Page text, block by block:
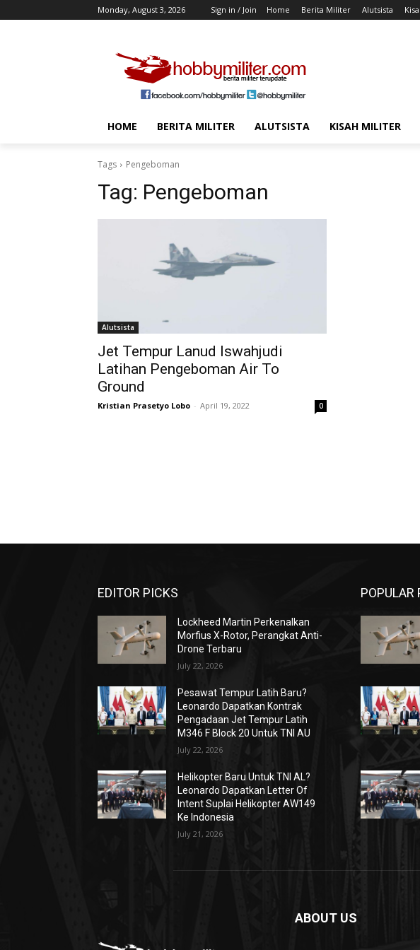
Monday, August 3, 2026 Sign in / Join Home Berita Militer Alutsista
HOME BERITA MILITER ALUTSISTA KISAH MILITER
Tags Pengeboman
Tag: Pengeboman
Alutsista
Jet Tempur Lanud Iswahjudi
Latihan Pengeboman Air To
Ground
Kristian Prasetyo Lobo - April 19, 2022 0
EDITOR PICKS
Lockheed Martin Perkenalkan
Morfius X-Rotor, Perangkat Anti-
Drone Terbaru
July 22, 2026
Pesawat Tempur Latih Baru?
Leonardo Dapatkan Kontrak
Pengadaan Jet Tempur Latih
M346 F Block 20 Untuk TNI AU
July 22, 2026
Helikopter Baru Untuk TNI AL?
Leonardo Dapatkan Letter Of
Intent Suplai Helikopter AW149
Ke Indonesia
July 21, 2026
POPULAR
ABOUT US